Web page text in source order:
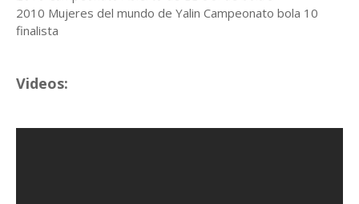
2010 Mujeres del mundo de Yalin Campeonato bola 10
finalista
Videos: